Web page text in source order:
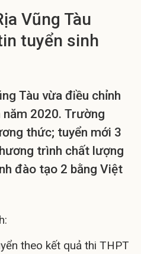
Vũng Tàu
tuyển sinh
Tàu vừa điều chỉnh
năm 2020. Trường
thức; tuyển mới 3
trình chất lượng
đào tạo 2 bằng Việt
theo kết quả thi THPT